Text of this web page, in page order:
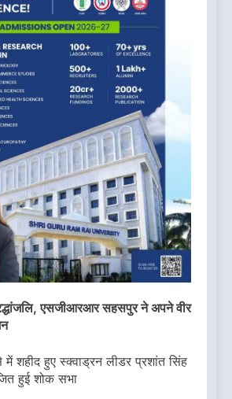
एसजीआरआर सहसपुर ने अपने वीर
में शहीद हुए स्क्वाड्रन लीडर प्रशांत सिंह
हुई शोक सभा